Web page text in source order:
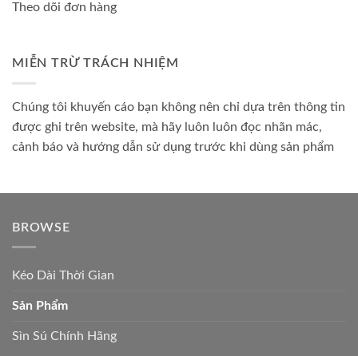
Theo dõi đơn hàng
MIỄN TRỪ TRÁCH NHIỆM
Chúng tôi khuyến cáo bạn không nên chỉ dựa trên thông tin
được ghi trên website, mà hãy luôn luôn đọc nhãn mác,
cảnh báo và hướng dẫn sử dụng trước khi dùng sản phẩm
BROWSE
Kéo Dài Thời Gian
Sản Phẩm
Sìn Sú Chính Hãng